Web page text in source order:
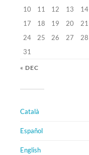
10
11 12 13 14
17
18 19 20 21
24
25 26 27 28
31
« DEC
Català
Español
English